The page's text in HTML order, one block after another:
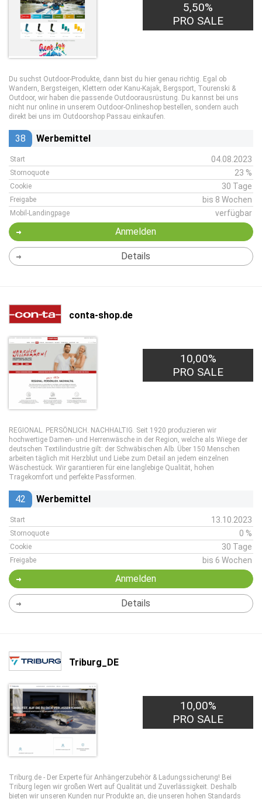
5,50%
PRO SALE
Du suchst Outdoor-Produkte, dann bist du hier genau richtig. Egal ob
Wandern, Bergsteigen, Klettern oder Kanu-Kajak, Bergsport, Tourenski &
Outdoor, wir haben die passende Outdoorausrüstung. Du kannst bei uns
nicht nur online in unserem Outdoor-Onlineshop bestellen, sondern auch
direkt bei uns im Outdoorshop Passau einkaufen.
38 Werbemittel
Start 04.08.2023
Stornoquote 23 %
Cookie 30 Tage
Freigabe bis 8 Wochen
Mobil-Landingpage verfügbar
Anmelden
Details
conta-shop.de
10,00%
PRO SALE
REGIONAL. PERSÖNLICH. NACHHALTIG. Seit 1920 produzieren wir
hochwertige Damen- und Herrenwäsche in der Region, welche als Wiege der
deutschen Textilindustrie gilt: der Schwäbischen Alb. Über 150 Menschen
arbeiten täglich mit Herzblut und Liebe zum Detail an jedem einzelnen
Wäschestück. Wir garantieren für eine langlebige Qualität, hohen
Tragekomfort und perfekte Passformen.
42 Werbemittel
Start 13.10.2023
Stornoquote 0 %
Cookie 30 Tage
Freigabe bis 6 Wochen
Anmelden
Details
Triburg_DE
10,00%
PRO SALE
Triburg.de - Der Experte für Anhängerzubehör & Ladungssicherung! Bei
Triburg legen wir großen Wert auf Qualität und Zuverlässigkeit. Deshalb
bieten wir unseren Kunden nur Produkte an, die unseren hohen Standards